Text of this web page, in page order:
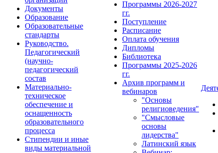
Документы
Образование
Образовательные
стандарты
Руководство.
Педагогический
(научно-
педагогический
состав
Материально-
техническое
обеспечение и
оснащенность
образовательного
процесса
Стипендии и иные
виды материальной
Программы 2026-2027
гг.
Поступление
Расписание
Оплата обучения
Дипломы
Библиотека
Программы 2025-2026
гг.
Архив программ и
вебинаров
"Основы
религиоведения"
"Смысловые
основы
лидерства"
Латинский язык